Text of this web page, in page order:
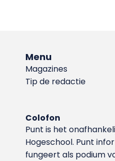
Menu
Magazines
Tip de redactie
Colofon
Punt is het
Hoge­school. Punt
fungeert als podium